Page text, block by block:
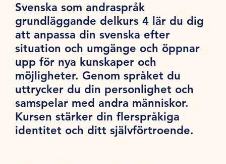
Svenska som andraspråk
grundläggande delkurs 4 lär du dig
att anpassa din svenska efter
situation och umgänge och öppnar
upp för nya kunskaper och
möjligheter. Genom språket du
uttrycker du din personlighet och
samspelar med andra människor.
Kursen stärker din flerspråkiga
identitet och ditt självförtroende.